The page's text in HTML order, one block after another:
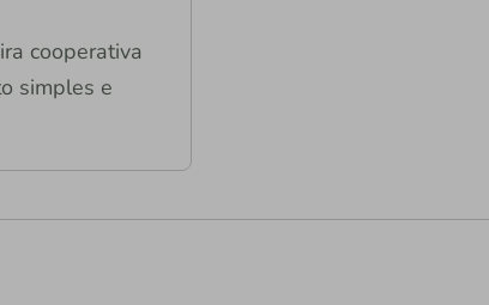
cooperativa
simples e